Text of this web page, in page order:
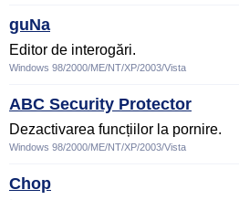
guNa
Editor de interogări.
Windows 98/2000/ME/NT/XP/2003/Vista
ABC Security Protector
Dezactivarea funcțiilor la pornire.
Windows 98/2000/ME/NT/XP/2003/Vista
Chop